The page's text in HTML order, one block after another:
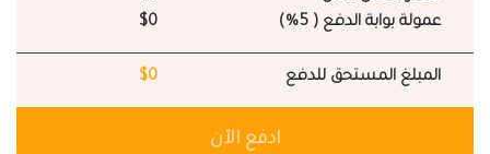
عمولة بوابة الدفع ( 5%)
$0
المبلغ المستحق للدفع $0
ادفع الآن